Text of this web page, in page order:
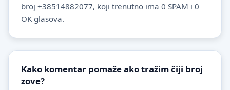
broj +38514882077, koji trenutno ima 0 SPAM i 0
OK glasova.
Kako komentar pomaže ako tražim čiji broj
zove?